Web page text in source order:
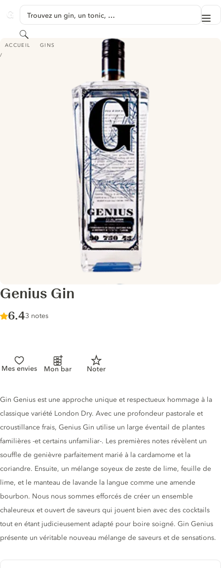
GINVENTORY
Trouvez un gin, un tonic, …
Rechercher
ACCUEIL GINS
GENIUS GIN
Genius Gin
Score :
6.4/ 10
3 notes
Mes envies Mon bar Noter
Description du gin
Gin Genius est une approche unique et respectueux hommage à la
classique variété London Dry. Avec une profondeur pastorale et
croustillance frais, Genius Gin utilise un large éventail de plantes
familières -et certains unfamiliar-. Les premières notes révèlent un
souffle de genièvre parfaitement marié à la cardamome et la
coriandre. Ensuite, un mélange soyeux de zeste de lime, feuille de
lime, et le manteau de lavande la langue comme une amende
bourbon. Nous nous sommes efforcés de créer un ensemble
chaleureux et ouvert de saveurs qui jouent bien avec des cocktails
tout en étant judicieusement adapté pour boire soigné. Gin Genius
présente un véritable nouveau mélange de saveurs et de sensations.